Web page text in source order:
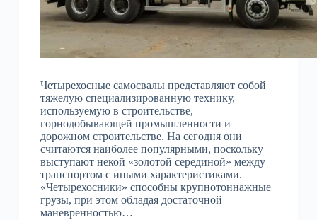
Четырехосные самосвалы представляют собой
тяжелую специализированную технику,
используемую в строительстве,
горнодобывающей промышленности и
дорожном строительстве. На сегодня они
считаются наиболее популярными, поскольку
выступают некой «золотой серединой» между
транспортом с иными характеристиками.
«Четырехосники» способны крупнотоннажные
грузы, при этом обладая достаточной
маневренностью…